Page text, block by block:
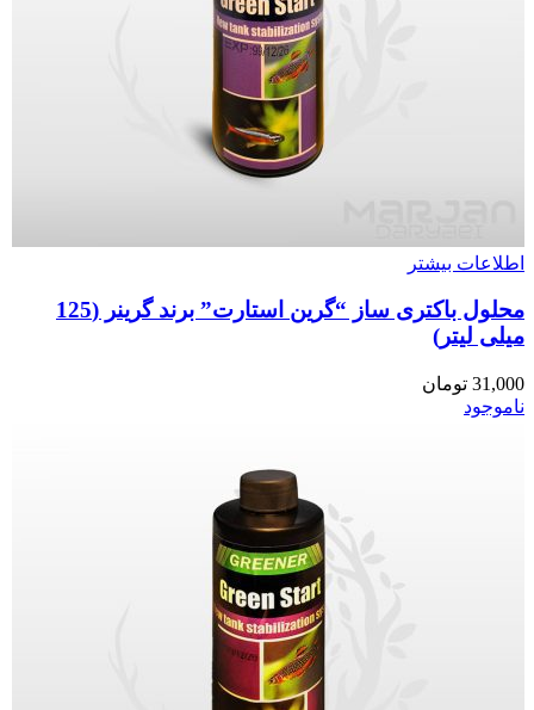
اطلاعات بیشتر
محلول باکتری ساز “گرین استارت” برند گرینر (125
میلی لیتر)
31,000 تومان
ناموجود